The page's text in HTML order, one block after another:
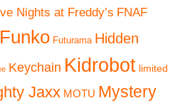
Nights at Freddy’s FNAF
Funko Futurama Hidden
Keychain Kidrobot limited
Jaxx MOTU Mystery